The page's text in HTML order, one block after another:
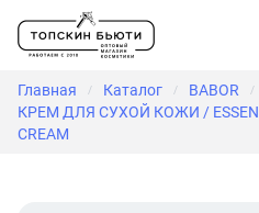
Главная / Каталог / BABOR /
КРЕМ ДЛЯ СУХОЙ КОЖИ /
CREAM